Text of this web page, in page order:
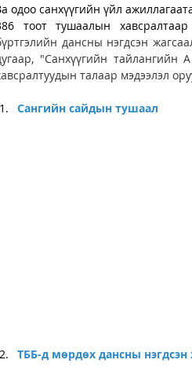
одоо санхүүгийн үйл
тоот тушаалын хавсралтаар
дансны нэгдсэн
"Санхүүгийн тайлангийн
талаар мэдээлэл
Сангийн сайдын тушаал
ТББ-д мөрдөх дансны нэгдсэн